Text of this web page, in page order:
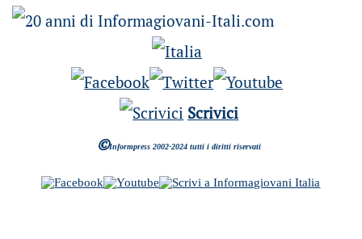
Scrivici
©Informpress 2002-2024 tutti i diritti riservati